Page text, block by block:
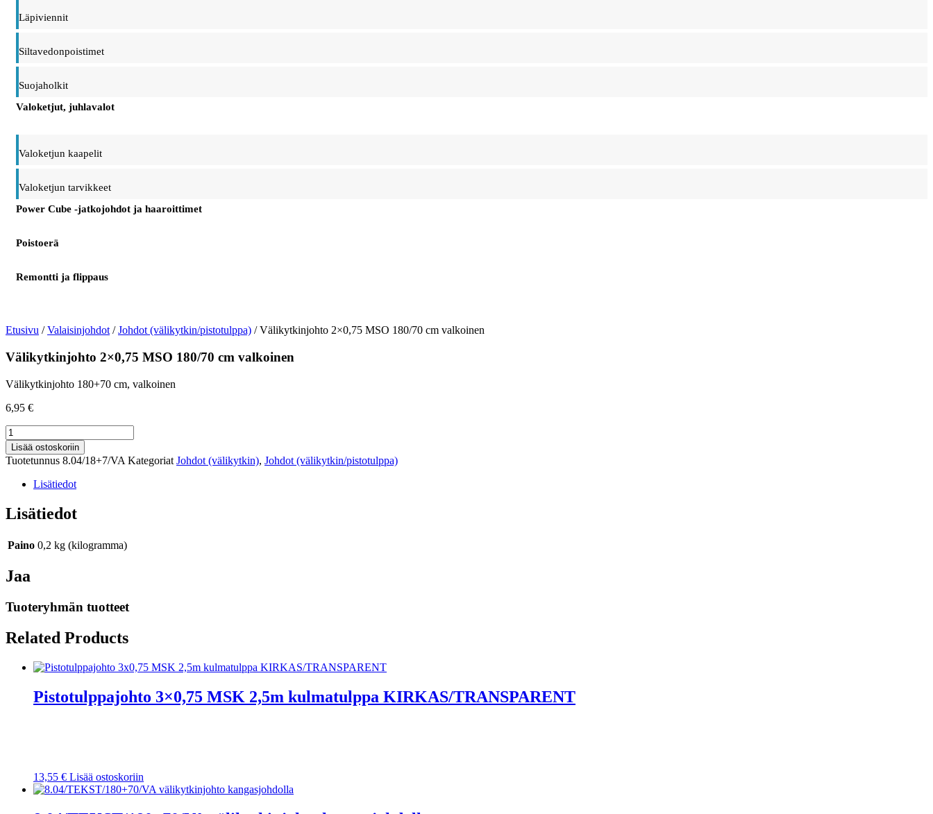
Läpiviennit
Siltavedonpoistimet
Suojaholkit
Valoketjut, juhlavalot
Valoketjun kaapelit
Valoketjun tarvikkeet
Power Cube -jatkojohdot ja haaroittimet
Poistoerä
Remontti ja flippaus
Etusivu /Valaisinjohdot /Johdot (välikytkin/pistotulppa) / Välikytkinjohto 2×0,75 MSO 180/70 cm valkoinen
Välikytkinjohto 2×0,75 MSO 180/70 cm valkoinen
Välikytkinjohto 180+70 cm, valkoinen
6,95 €
Välikytkinjohto
2x0,75
MSO
180/70
valkoinen
määrä
Lisää ostoskoriin
Tuotetunnus 8.04/18+7/VA Kategoriat Johdot (välikytkin), Johdot (välikytkin/pistotulppa)
Lisätiedot
Lisätiedot
Paino 0,2 kg (kilogramma)
Jaa
Tuoteryhmän tuotteet
Related Products
Pistotulppajohto 3×0,75 MSK 2,5m kulmatulppa KIRKAS/TRANSPARENT
13,55 € Lisää ostoskoriin